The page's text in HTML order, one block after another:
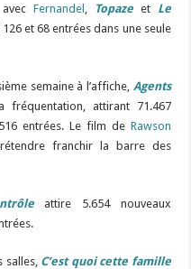
avec Fernandel Topazeet Le
et 68 entrées dans une seule
semaine à l’affiche, Agents
attirant 71.467
entrées. Le film de Rawson
franchir la barre des
attire 5.654 nouveaux
salles, C’est quoi cette famille